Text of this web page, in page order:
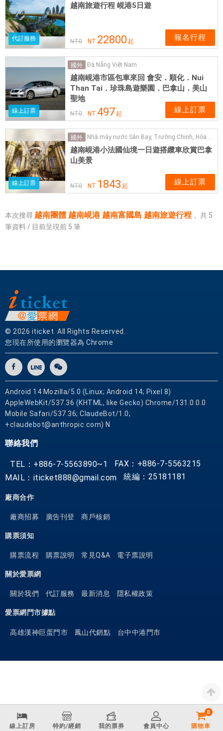
線上訂房 特約/經銷 我的票券 會員中心 購物車
0
代訂服務
越南旅遊行程 峴港5日遊
NT0 NT 22800 起 報名行程
線上訂票
國外 Đà Nẵng Việt Nam
越南峴港市區包車來回 會安．順化．Nui
Than Tai．珍珠島遊樂園．巴拿山．美山
聖地
NT0 NT 497 起 線上訂票
線上訂票
國外 Nhà máy nước Sân Bay, Trường Chinh, Hòa Thuận Tây, Đà Nẵng, 越南
越南峴港小法國仙境一日遊搭纜車欣賞巴拿
山美景
NT0 NT 1843 起 線上訂票
本次搜尋 越南團體 越南峴港 越南富國島 越南旅遊行程 ， 共 5
筆資料 / 目前呈現前 5 筆
© 2026 iticket. All Rights Reserved.
您現在所使用的瀏覽器為 Chrome
Android 14 Mozilla/5.0 (Linux; Android 14; Pixel 8)
AppleWebKit/537.36 (KHTML, like Gecko) Chrome/131.0.0.0
Mobile Safari/537.36; ClaudeBot/1.0;
+claudebot@anthropic.com) N
聯絡我們
TEL：+886-7-5563890~1
FAX：+886-7-5563215
MAIL：iticket888@gmail.com
統編：25181181
廠商合作
廠商招募 廣告刊登 商戶核銷
購票須知
購票流程 購票說明 常見Q&A 電子票說明
關於愛票網
關於我們 代訂服務 最新消息 隱私權政策
愛票網門市據點
高雄漢神巨蛋門市 鳳山代銷點 台中中港門市